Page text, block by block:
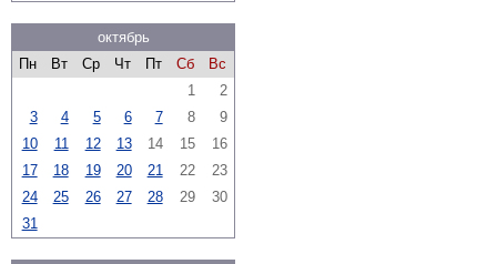
октябрь
Пн
Вт Ср Чт Пт Сб
Вс
1
2
3
4 5 6 7 8
9
10
11 12 13 14 15
16
17
18 19 20 21 22
23
24
25 26 27 28 29
30
31